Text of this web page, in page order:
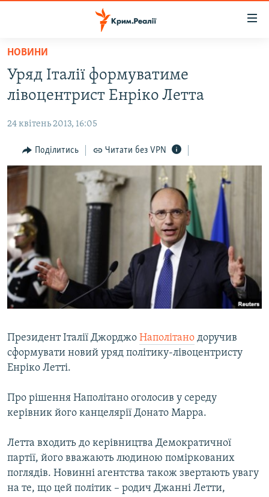
Перейти
основного
матеріалу
до
навігації
Перейти
до
ВОДА.КРИМ
ВІДЕО ТА ФОТО
ПОЛІТИКА
БЛОГИ
ПОГЛЯД
ІНТЕРВ'Ю
ВСЕ ЗА ДЕНЬ
СПЕЦПРОЕКТИ
ДЕПОРТАЦІЯ
ВІДЕОУРОКИ «ELIFBE»
СВІДЧЕННЯ ОКУПАЦІЇ
ЯК ОБІЙТИ БЛОКУВАННЯ
Русский
Qırımtatar
ДОЛУЧАЙСЯ!
Усі сайти RFE/RL
НОВИНИ
Уряд Італії формуватиме
лівоцентрист Енріко Летта
24 квітень 2013, 16:05
Поділитись Читати без VPN
Президент Італії Джорджо Наполітано доручив
сформувати новий уряд політику-лівоцентристу
Енріко Летті.
Про рішення Наполітано оголосив у середу
керівник його канцелярії Донато Марра.
Летта входить до керівництва Демократичної
партії, його вважають людиною поміркованих
поглядів. Новинні агентства також звертають увагу
на те, що цей політик – родич Джанні Летти,